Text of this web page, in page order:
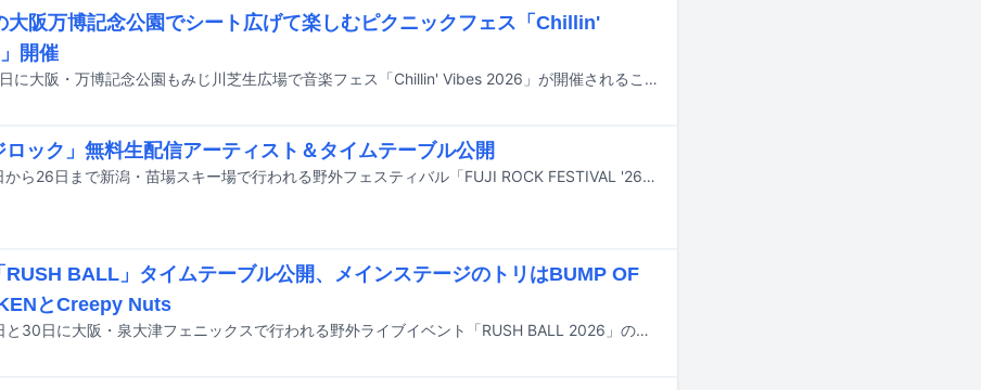
大阪万博記念公園でシート広げて楽しむピクニックフェス「Chillin'
開催
10月24日に大阪・万博記念公園もみじ川芝生広場で音楽フェス「Chillin' Vibes 2026」が開催されることが決定した。
ロック」無料生配信アーティスト＆タイムテーブル公開
7月24日から26日まで新潟・苗場スキー場で行われる野外フェスティバル「FUJI ROCK FESTIVAL '26」より、Amazon Musicアプリ、Prime Video、Twitchでライブ配信されるアーティストとタイムテーブルがフェスの公式サイトにて公開された。
RUSH BALL」タイムテーブル公開、メインステージのトリはBUMP OF
とCreepy Nuts
8月29日と30日に大阪・泉大津フェニックスで行われる野外ライブイベント「RUSH BALL 2026」のタイムテーブルが公開された。